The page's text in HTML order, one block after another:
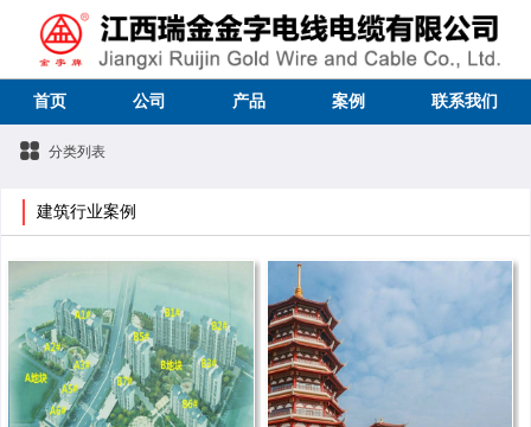
首页 公司 产品 案例 联系我们
分类列表
建筑行业案例